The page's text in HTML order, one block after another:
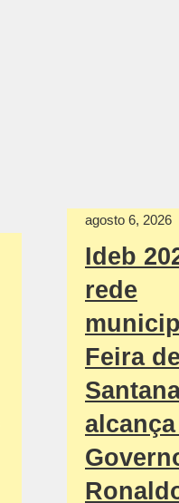
agosto 6, 2026
Ideb
rede
Feira